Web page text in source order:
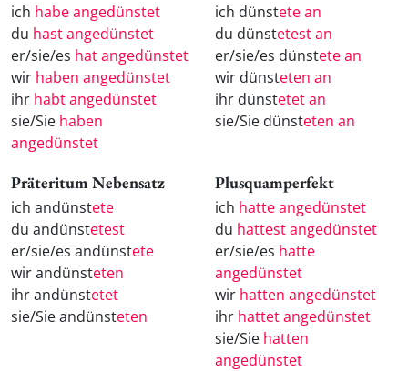
ich habe angedünstet
du hast angedünstet
er/sie/es hat angedünstet
wir haben angedünstet
ihr habt angedünstet
sie/Sie haben
angedünstet
ich dünstete an
du dünstetest an
er/sie/es dünstete an
wir dünsteten an
ihr dünstetet an
sie/Sie dünsteten an
Präteritum Nebensatz
ich andünstete
du andünstetest
er/sie/es andünstete
wir andünsteten
ihr andünstetet
sie/Sie andünsteten
Plusquamperfekt
ich hatte angedünstet
du hattest angedünstet
er/sie/es hatte
angedünstet
wir hatten angedünstet
ihr hattet angedünstet
sie/Sie hatten
angedünstet